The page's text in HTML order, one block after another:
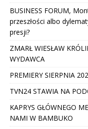
BUSINESS FORUM,
przeszłości albo
presji?
ZMARŁ WIESŁAW
WYDAWCA
PREMIERY SIERPNIA
TVN24 STAWIA NA
KAPRYS GŁÓWNEGO
NAMI W BAMBUKO